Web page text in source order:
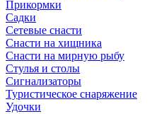
Прикормки
Садки
Сетевые снасти
Снасти на хищника
Снасти на мирную рыбу
Стулья и столы
Сигнализаторы
Туристическое снаряжение
Удочки